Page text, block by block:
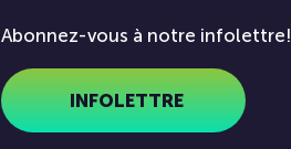
Abonnez-vous à notre infolettre!
INFOLETTRE